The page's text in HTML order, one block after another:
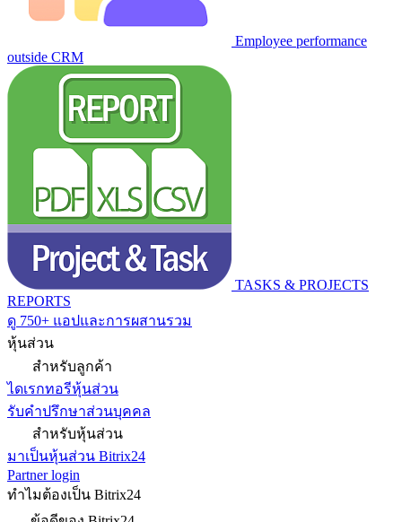
Employee performance
outside CRM
TASKS & PROJECTS
REPORTS
ดู 750+ แอปและการผสานรวม
หุ้นส่วน
สำหรับลูกค้า
ไดเรกทอรีหุ้นส่วน
รับคำปรึกษาส่วนบุคคล
สำหรับหุ้นส่วน
มาเป็นหุ้นส่วน Bitrix24
Partner login
ทำไมต้องเป็น Bitrix24